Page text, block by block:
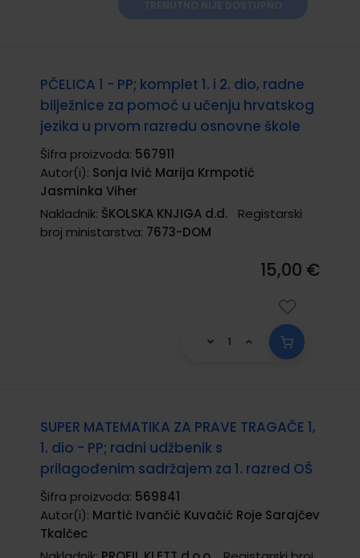
PČELICA 1 - PP; komplet 1. i 2. dio, radne
bilježnice za pomoć u učenju hrvatskog
jezika u prvom razredu osnovne škole
Šifra proizvoda: 567911
Autor(i): Sonja Ivić Marija Krmpotić
Jasminka Viher
Nakladnik: ŠKOLSKA KNJIGA d.d.
Registarski
broj ministarstva: 7673-DOM
15,00 €
SUPER MATEMATIKA ZA PRAVE TRAGAČE 1,
1. dio - PP; radni udžbenik s
prilagođenim sadržajem za 1. razred OŠ
Šifra proizvoda: 569841
Autor(i): Martić Ivančić Kuvačić Roje Sarajčev
Tkalčec